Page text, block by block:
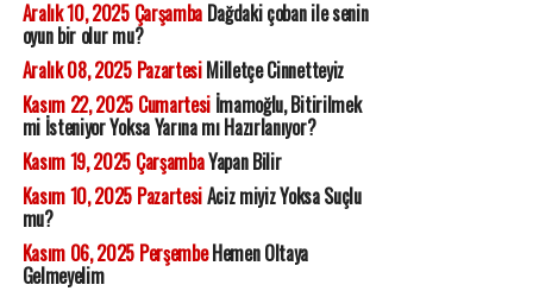
Aralık 10, 2025 ÇarşambaDağdaki çoban ile senin
oyun bir olur mu?
Aralık 08, 2025 PazartesiMilletçe Cinnetteyiz
Kasım 22, 2025 Cumartesiİmamoğlu, Bitirilmek
mi İsteniyor Yoksa Yarına mı Hazırlanıyor?
Kasım 19, 2025 ÇarşambaYapan Bilir
Kasım 10, 2025 PazartesiAciz miyiz Yoksa Suçlu
mu?
Kasım 06, 2025 PerşembeHemen Oltaya
Gelmeyelim